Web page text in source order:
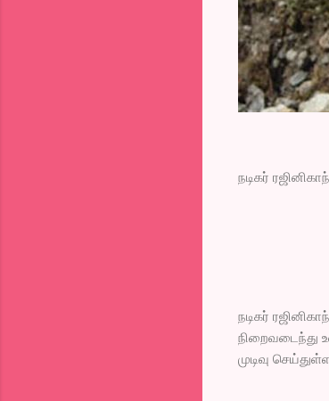
நடிகர்
நடிகர்
நிறைவடைந்து
முடிவு